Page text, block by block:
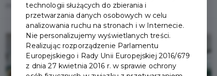
miejskich konkursów
technologii służących do zbierania i
przetwarzania danych osobowych w celu
analizowania ruchu na stronach i w Internecie.
Nie personalizujemy wyświetlanych treści.
Realizując rozporządzenie Parlamentu
Europejskiego i Rady Unii Europejskiej 2016/679
z dnia 27 kwietnia 2016 r. w sprawie ochrony